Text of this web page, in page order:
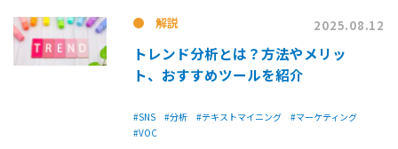
解説 2025.08.12
トレンド分析とは？方法やメリッ
ト、おすすめツールを紹介
#SNS #分析 #テキストマイニング
#マーケティング
#VOC